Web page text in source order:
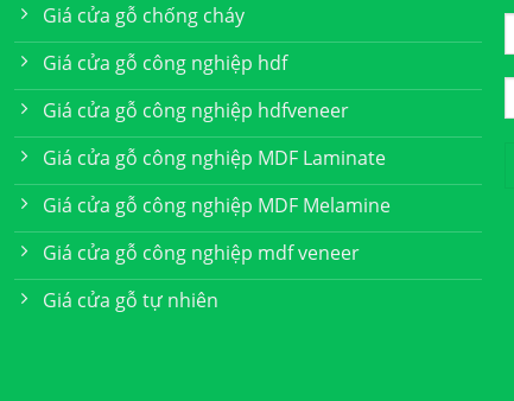
Giá cửa gỗ chống cháy
Giá cửa gỗ công nghiệp hdf
Giá cửa gỗ công nghiệp hdfveneer
Giá cửa gỗ công nghiệp MDF Laminate
Giá cửa gỗ công nghiệp MDF Melamine
Giá cửa gỗ công nghiệp mdf veneer
Giá cửa gỗ tự nhiên